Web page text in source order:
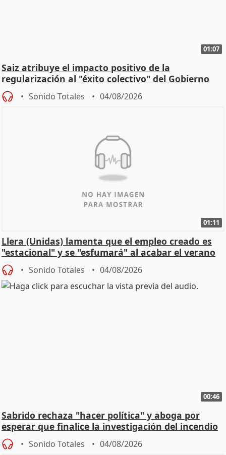
01:07
Saiz atribuye el impacto positivo de la
regularización al "éxito colectivo" del Gobierno
Sonido Totales 04/08/2026
01:11
Llera (Unidas) lamenta que el empleo creado es
"estacional" y se "esfumará" al acabar el verano
Sonido Totales 04/08/2026
00:46
Sabrido rechaza "hacer política" y aboga por
esperar que finalice la investigación del incendio
Sonido Totales 04/08/2026